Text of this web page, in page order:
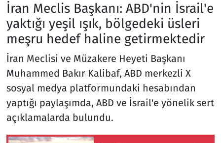
İran Meclis Başkanı: ABD'nin İsrail'e
yaktığı yeşil ışık, bölgedeki üsleri
meşru hedef haline getirmektedir
İran Meclisi ve Müzakere Heyeti Başkanı
Muhammed Bakır Kalibaf, ABD merkezli X
sosyal medya platformundaki hesabından
yaptığı paylaşımda, ABD ve İsrail'e yönelik sert
açıklamalarda bulundu.